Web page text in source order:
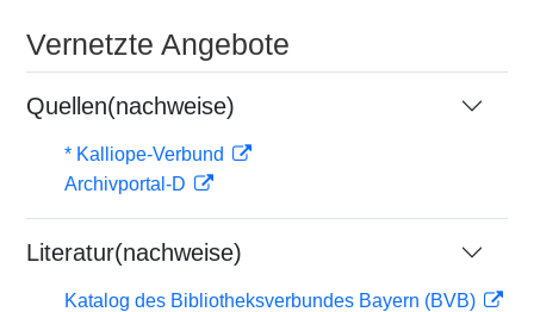
Vernetzte Angebote
Quellen(nachweise)
* Kalliope-Verbund
Archivportal-D
Literatur(nachweise)
Katalog des Bibliotheksverbundes Bayern (BVB)